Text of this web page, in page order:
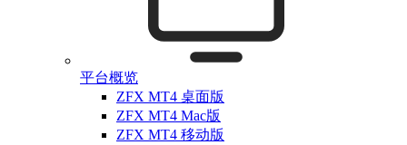
平台概览
ZFX MT4 桌面版
ZFX MT4 Mac版
ZFX MT4 移动版